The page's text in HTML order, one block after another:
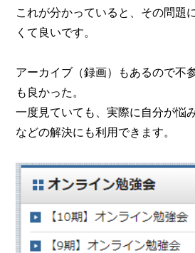
これが分かっていると、その問題
くて良いです。
アーカイブ（録画）もあるので不
も良かった。
一度見ていても、実際に自分が悩
などの解決にも利用できます。